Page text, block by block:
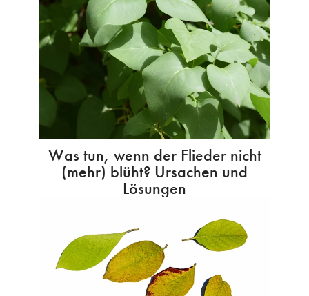
Was tun, wenn der Flieder nicht
(mehr) blüht? Ursachen und
Lösungen